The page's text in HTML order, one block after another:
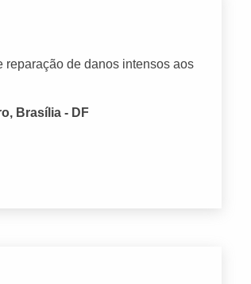
reparação de danos intensos aos
Brasília - DF